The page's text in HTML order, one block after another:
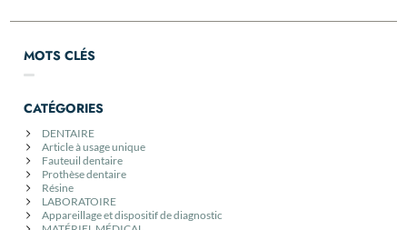
MOTS CLÉS
CATÉGORIES
DENTAIRE
Article à usage unique
Fauteuil dentaire
Prothèse dentaire
Résine
LABORATOIRE
Appareillage et dispositif de diagnostic